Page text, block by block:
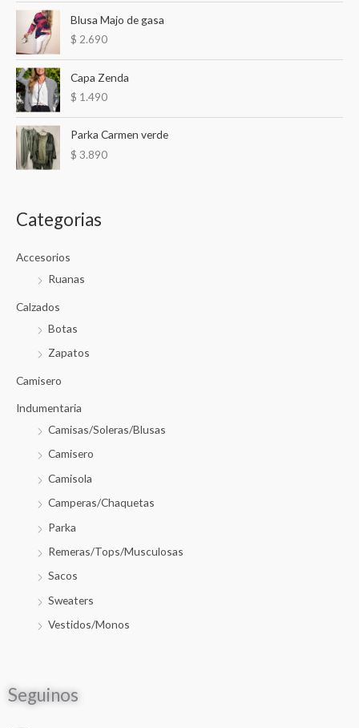
o
:
Blusa Majo de gasa
$ 2.690
Capa Zenda
$ 1.490
Parka Carmen verde
$ 3.890
Categorias
Accesorios
Ruanas
Calzados
Botas
Zapatos
Camisero
Indumentaria
Camisas/Soleras/Blusas
Camisero
Camisola
Camperas/Chaquetas
Parka
Remeras/Tops/Musculosas
Sacos
Sweaters
Vestidos/Monos
Seguinos